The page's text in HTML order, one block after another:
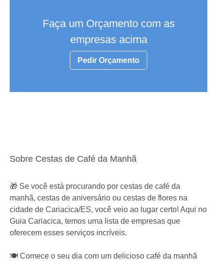
Faça um Orçamento com as
empresas acima
Pedir Orçamento
Sobre Cestas de Café da Manhã
🎁 Se você está procurando por cestas de café da
manhã, cestas de aniversário ou cestas de flores na
cidade de Cariacica/ES, você veio ao lugar certo! Aqui no
Guia Cariacica, temos uma lista de empresas que
oferecem esses serviços incríveis.
🍽️ Comece o seu dia com um delicioso café da manhã